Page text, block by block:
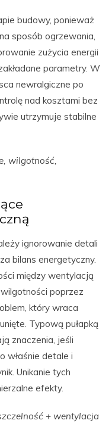
budowy, ponieważ
sposób ogrzewania,
zużycia energii
parametry. W
newralgiczne po
nad kosztami bez
utrzymuje stabilne
wilgotność,
ignorowanie detali
bilans energetyczny.
między wentylacją
poprzez
który wraca
Typową pułapką
znaczenia, jeśli
właśnie detale i
Unikanie tych
efekty.
+ wentylacja